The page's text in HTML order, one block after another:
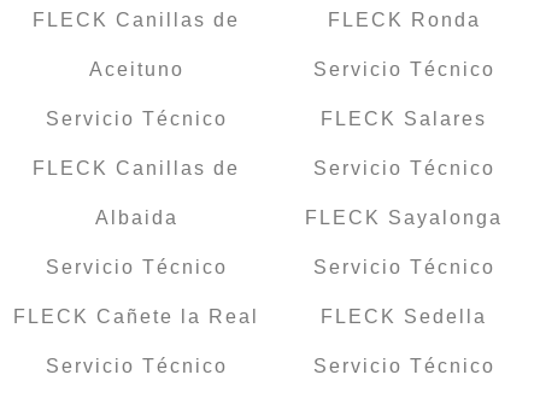
FLECK Canillas de
Aceituno
Servicio Técnico
FLECK Canillas de
Albaida
Servicio Técnico
FLECK Cañete la Real
Servicio Técnico
FLECK Ronda
Servicio Técnico
FLECK Salares
Servicio Técnico
FLECK Sayalonga
Servicio Técnico
FLECK Sedella
Servicio Técnico